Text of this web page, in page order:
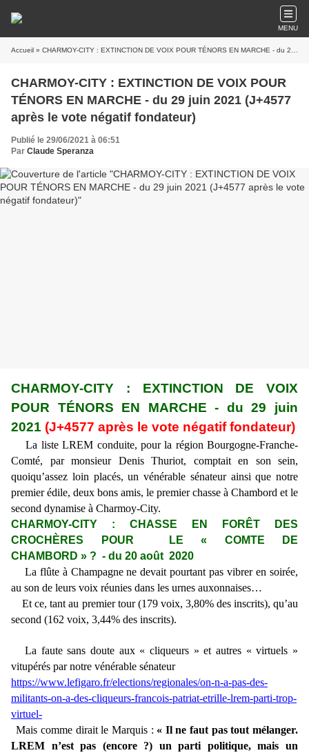
MENU
Accueil » CHARMOY-CITY : EXTINCTION DE VOIX POUR TÉNORS EN MARCHE - du 29 juin 2021 (J+4577 après le vote négatif fondateur)
CHARMOY-CITY : EXTINCTION DE VOIX POUR
TÉNORS EN MARCHE - du 29 juin 2021 (J+4577
après le vote négatif fondateur)
Publié le 29/06/2021 à 06:51
Par Claude Speranza
CHARMOY-CITY : EXTINCTION DE VOIX
POUR TÉNORS EN MARCHE - du 29 juin
2021 (J+4577 après le vote négatif fondateur)
La liste LREM conduite, pour la région Bourgogne-Franche-
Comté, par monsieur Denis Thuriot, comptait en son sein,
quoiqu’assez loin placés, un vénérable sénateur ainsi que notre
premier édile, deux bons amis, le premier chasse à Chambord et le
second dynamise à Charmoy-City.
CHARMOY-CITY : CHASSE EN FORÊT DES
CROCHÈRES POUR LE « COMTE DE
CHAMBORD » ? - du 20 août 2020
La flûte à Champagne ne devait pourtant pas vibrer en soirée,
au son de leurs voix réunies dans les urnes auxonnaises…
Et ce, tant au premier tour (179 voix, 3,80% des inscrits), qu’au
second (162 voix, 3,44% des inscrits).
La faute sans doute aux « cliqueurs » et autres « virtuels »
vitupérés par notre vénérable sénateur
https://www.lefigaro.fr/elections/regionales/on-n-a-pas-des-
militants-on-a-des-cliqueurs-francois-patriat-etrille-lrem-parti-trop-
virtuel-
Mais comme dirait le Marquis : « Il ne faut pas tout mélanger.
LREM n’est pas (encore ?) un parti politique, mais un